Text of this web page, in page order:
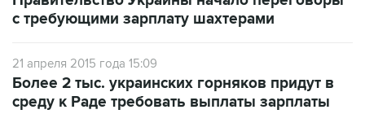
21 апреля 2015 года 15:09
среду к Раде требовать выплаты зарплаты